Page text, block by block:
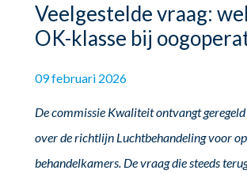
Veelgestelde vraag:
OK-klasse bij
09 februari 2026
De commissie Kwaliteit ontvangt
over de richtlijn Luchtbehandeling voor
behandelkamers. De vraag die steeds